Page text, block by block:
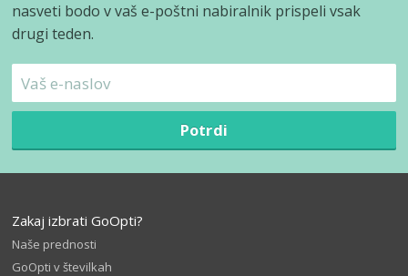
nasveti bodo v vaš e-poštni nabiralnik prispeli vsak
drugi teden.
Potrdi
Zakaj izbrati GoOpti?
Naše prednosti
GoOpti v številkah